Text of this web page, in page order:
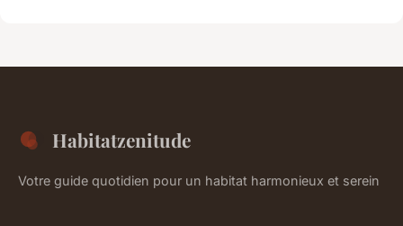
Habitatzenitude
Votre guide quotidien pour un habitat harmonieux et serein